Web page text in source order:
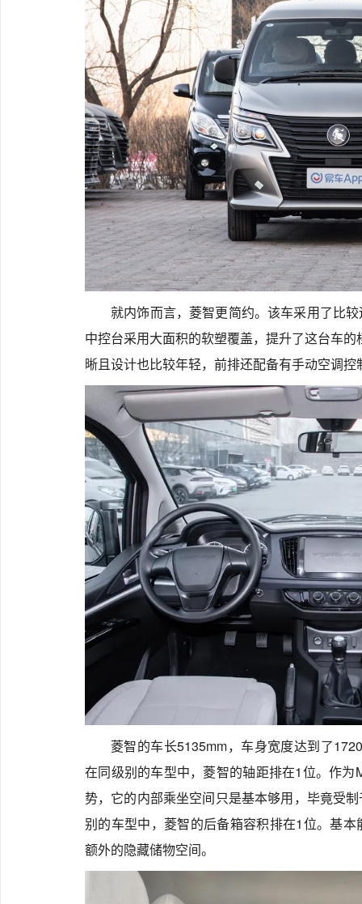
就内饰而言，菱智更简约。该车采用了比
中控台采用大面积的软塑覆盖，提升了这台车
晰且设计也比较年轻，前排还配备有手动空调
菱智的车长5135mm，车身宽度达到了
在同级别的车型中，菱智的轴距排在1位。作
势，它的内部乘坐空间只是基本够用，毕竟受
别的车型中，菱智的后备箱容积排在1位。基
额外的隐藏储物空间。